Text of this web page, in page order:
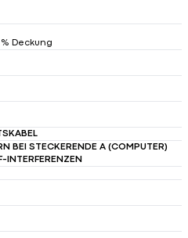
Deckung
BEI STECKERENDE A (COMPUTER)
INTERFERENZEN